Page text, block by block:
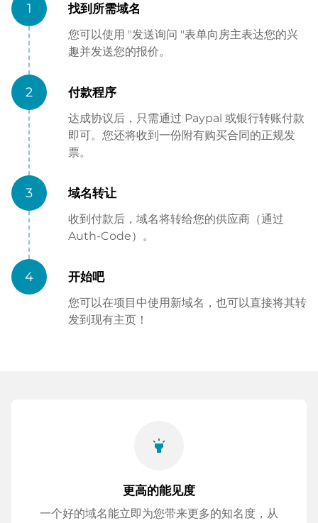
1 找到所需域名
您可以使用 "发送询问 "表单向房主表达您的兴
趣并发送您的报价。
2 付款程序
达成协议后，只需通过 Paypal 或银行转账付款
即可。您还将收到一份附有购买合同的正规发
票。
3 域名转让
收到付款后，域名将转给您的供应商（通过
Auth-Code）。
4 开始吧
您可以在项目中使用新域名，也可以直接将其转
发到现有主页！
highlight
更高的能见度
一个好的域名能立即为您带来更多的知名度，从